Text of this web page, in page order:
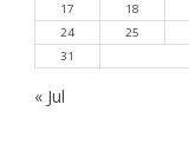
17
18
24
25
31
« Jul